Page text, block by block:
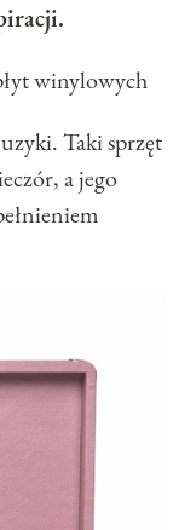
winylowych
Taki sprzęt
a jego